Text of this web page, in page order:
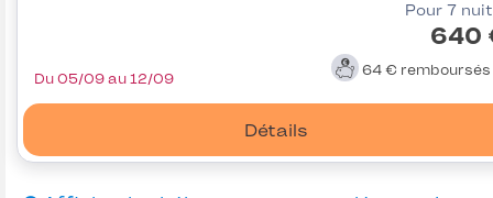
Pour 7
640
64 € remboursés
Détails
Du 05/09 au 12/09